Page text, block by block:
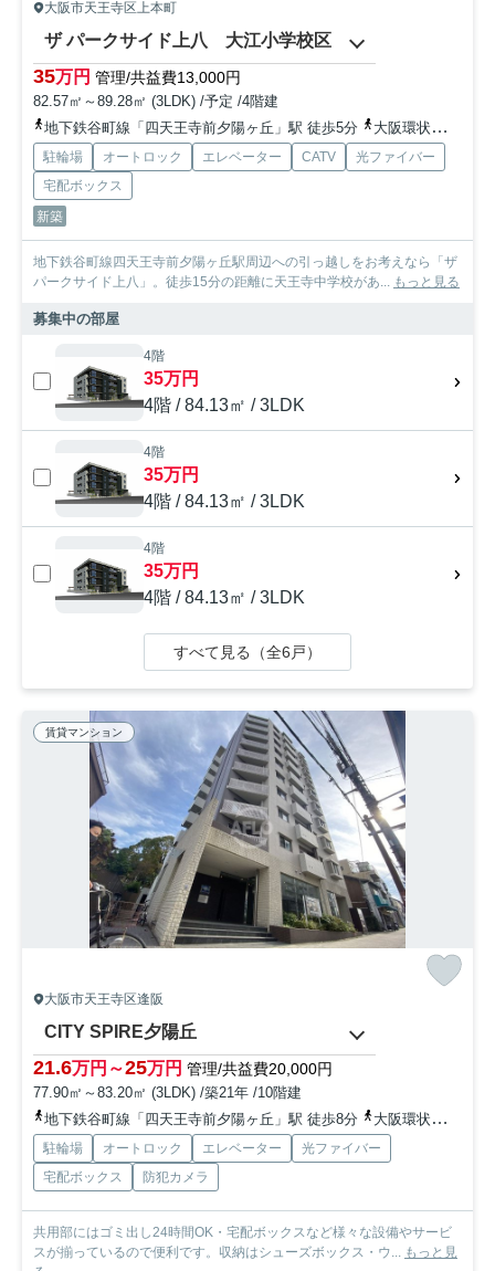
大阪市天王寺区上本町
ザ パークサイド上八 大江小学校区
35万円 管理/共益費13,000円
82.57㎡～89.28㎡ (3LDK) /予定 /4階建
地下鉄谷町線「四天王寺前夕陽ヶ丘」駅 徒歩5分
大阪環状線「桃谷」駅 徒歩15分
駐輪場 オートロック エレベーター CATV
光ファイバー
宅配ボックス
新築
地下鉄谷町線四天王寺前夕陽ヶ丘駅周辺への引っ越しをお考えなら「ザ
パークサイド上八」。徒歩15分の距離に天王寺中学校があ... もっと見る
募集中の部屋
4階
35万円
4階 / 84.13㎡ / 3LDK
4階
35万円
4階 / 84.13㎡ / 3LDK
4階
35万円
4階 / 84.13㎡ / 3LDK
すべて見る（全6戸）
賃貸マンション
大阪市天王寺区逢阪
CITY SPIRE夕陽丘
21.6万円～25万円 管理/共益費20,000円
77.90㎡～83.20㎡ (3LDK) /築21年 /10階建
地下鉄谷町線「四天王寺前夕陽ヶ丘」駅 徒歩8分
大阪環状線「天王寺」駅 徒歩12分
駐輪場 オートロック エレベーター
光ファイバー
宅配ボックス
防犯カメラ
共用部にはゴミ出し24時間OK・宅配ボックスなど様々な設備やサービ
スが揃っているので便利です。収納はシューズボックス・ウ... もっと見